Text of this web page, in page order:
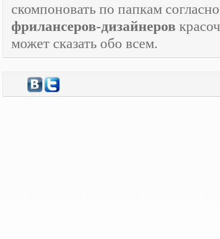
скомпоновать по папкам
фрилансеров-дизайнеров
может сказать обо всем.